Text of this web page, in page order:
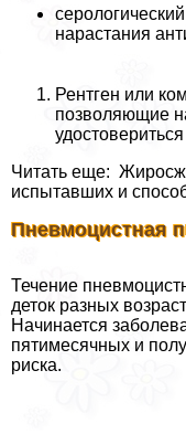
нарастания
Рентген или
позволяющие
Читать еще:
испытавших и
Пневмоцистная
Течение
деток разных
Начинается
пятимecячных и
риска.